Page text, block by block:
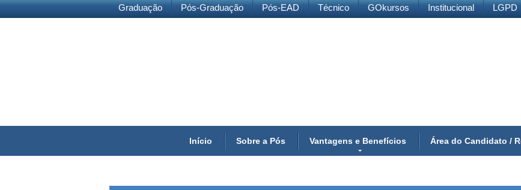
Graduação Pós-Graduação Pós-EAD Técnico GOkursos Institucional LGPD
Início Sobre a Pós Vantagens e Benefícios Área do Candidato /